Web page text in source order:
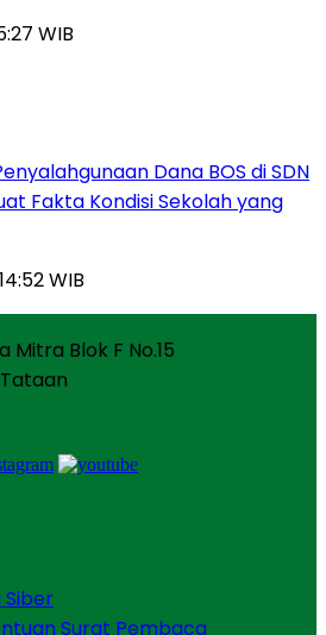
WIB
Dana BOS di SDN
Fakta Kondisi Sekolah yang
WIB
Mitra Blok F No.15
Siber
Surat Pembaca